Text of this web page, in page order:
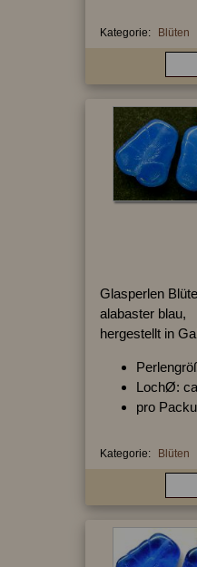
Kategorie: Blüten
Glasperlen
alabaster blau,
hergestellt in
LochØ:
pro
Kategorie: Blüten